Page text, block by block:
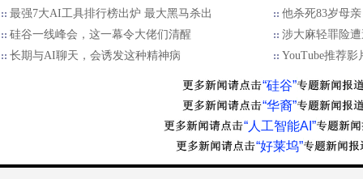
最强7大AI工具排行榜出炉 最大黑马杀出
他杀死83岁母
硅谷一线峰会，这一幕令大佬们清醒
涉大麻轻罪险
长期与AI聊天，会诱发这种精神病
YouTube推荐影
“硅谷”
“华裔”
“人工智能AI”
“好莱坞”